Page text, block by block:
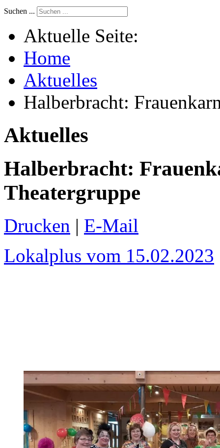
Suchen ...
Aktuelle Seite:
Home
Aktuelles
Halberbracht:
Aktuelles
Halberbracht:
Theatergruppe
Drucken | E-Mail
Lokalplus vom 15.02.2023